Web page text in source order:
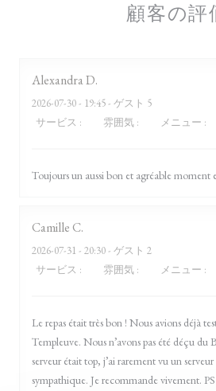
顧客の評
AlexandraD
2026-07-30- 19:45 - ゲスト 5
サービス : 雰囲気 : メニュー :
Toujours un aussi bon et agréable moment
CamilleC
2026-07-31 - 20:30 - ゲスト 2
サービス : 雰囲気 : メニュー :
Le repas était très bon ! Nous avions déjà
Templeuve. Nous n’avons pas été déçu
serveur était top, j’ai rarement vu un
sympathique. Je recommande vivement.